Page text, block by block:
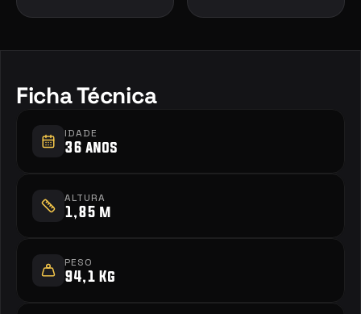
Ficha Técnica
IDADE
36 anos
ALTURA
1,85 m
PESO
94,1 Kg